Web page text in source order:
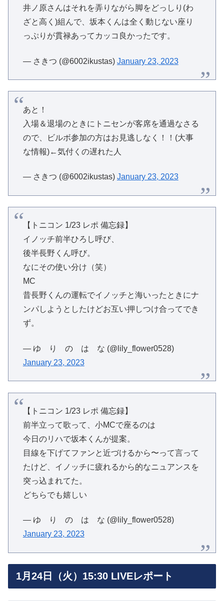
井ノ原さんはそれを弄りながら脚をどっしり(わ
ざと高く)組んで、坂本くんは全く動じない座り
っぷりが貫禄あってカッコ良かったです。
— さきつ (@6002ikustas) January 23, 2023
あと！
入場＆退場のときにトニセンが客席を通過なさる
ので、ビルボ参加の方はお見逃しなく！！(大事
な情報)←気付くの遅れた人
— さきつ (@6002ikustas) January 23, 2023
【トニコン 1/23 レポ 備忘録】
イノッチ前半ひろし呼び、
後半長野くん呼び。
なにその使い分け（笑）
MC
昔長野くんの運転でイノッチと海いったときにナ
ンパしようとしたけどお互い押しつけ合ってでき
ず。
— ゆ り の は な (@lily_flower0528)
January 23, 2023
【トニコン 1/23 レポ 備忘録】
前半立って歌って、小MCで座るのは
今日のリハで坂本くんが提案。
目線を下げてファンと近づけるから〜って言って
たけど、イノッチに疲れるから的なニュアンスを
突っ込まれてた。
どちらでも嬉しい
— ゆ り の は な (@lily_flower0528)
January 23, 2023
1月24日（火）15:30 LIVEレポート